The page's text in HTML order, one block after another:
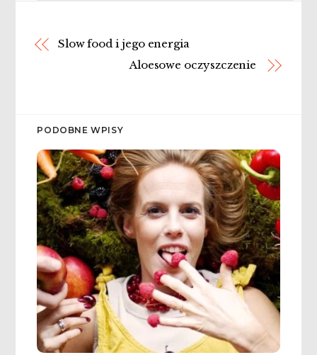
Slow food i jego energia
Aloesowe oczyszczenie
PODOBNE WPISY